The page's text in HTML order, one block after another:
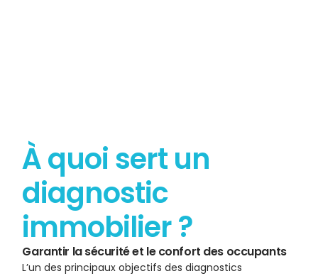
À quoi sert un
diagnostic
immobilier ?
Garantir la sécurité et le confort des occupants
L’un des principaux objectifs des diagnostics